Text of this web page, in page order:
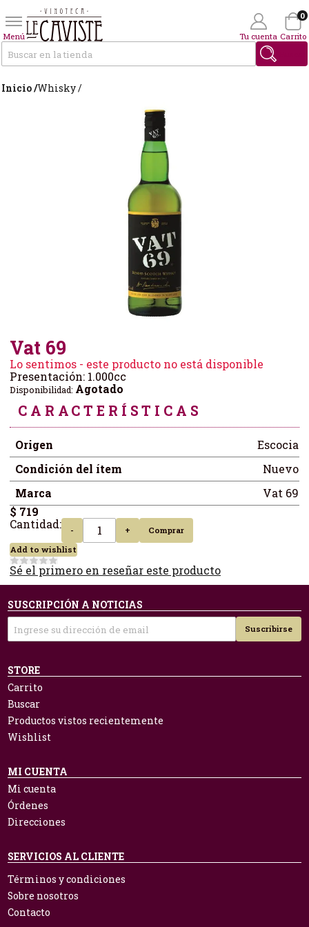
Menú Tu cuenta Carrito
0
Inicio /Whisky /
Vat 69
Lo sentimos - este producto no está disponible
Presentación: 1.000cc
Disponibilidad: Agotado
CARACTERÍSTICAS
Origen
Escocia
Condición del ítem
Nuevo
Marca
Vat 69
$ 719
Cantidad:
- +
Comprar
Add to wishlist
Sé el primero en reseñar este producto
SUSCRIPCIÓN A NOTICIAS
Suscribirse
STORE
Carrito
Buscar
Productos vistos recientemente
Wishlist
MI CUENTA
Mi cuenta
Órdenes
Direcciones
SERVICIOS AL CLIENTE
Términos y condiciones
Sobre nosotros
Contacto